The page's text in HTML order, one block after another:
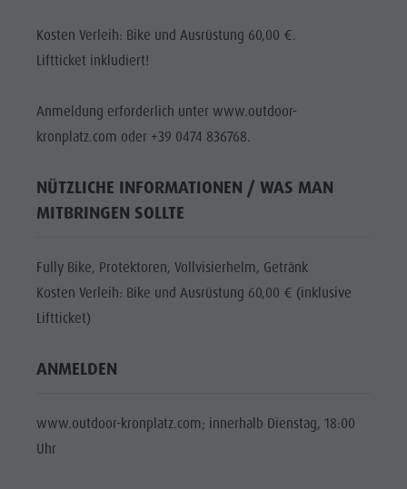
Kosten Verleih: Bike und Ausrüstung 60,00 €.
Liftticket inkludiert!
Anmeldung erforderlich unter www.outdoor-
kronplatz.com oder +39 0474 836768.
NÜTZLICHE INFORMATIONEN / WAS MAN
MITBRINGEN SOLLTE
Fully Bike, Protektoren, Vollvisierhelm, Getränk
Kosten Verleih: Bike und Ausrüstung 60,00 € (inklusive
Liftticket)
ANMELDEN
www.outdoor-kronplatz.com; innerhalb Dienstag, 18:00
Uhr